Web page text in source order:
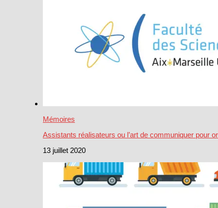
Mémoires
Assistants réalisateurs ou l’art de communiquer pour
13 juillet 2020